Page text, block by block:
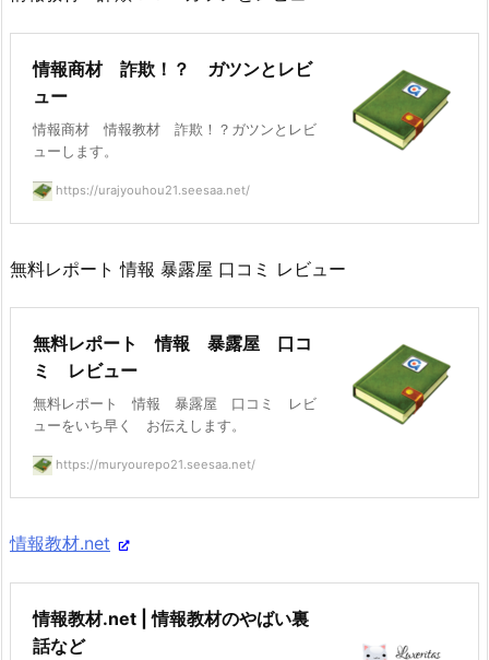
情報商材 詐欺！？ ガツンとレビ
ュー
情報商材 情報教材 詐欺！？ガツンとレビ
ューします。
https://urajyouhou21.seesaa.net/
無料レポート 情報 暴露屋 口コミ レビュー
無料レポート 情報 暴露屋 口コ
ミ レビュー
無料レポート 情報 暴露屋 口コミ レビ
ューをいち早く お伝えします。
https://muryourepo21.seesaa.net/
情報教材.net
情報教材.net | 情報教材のやばい裏
話など